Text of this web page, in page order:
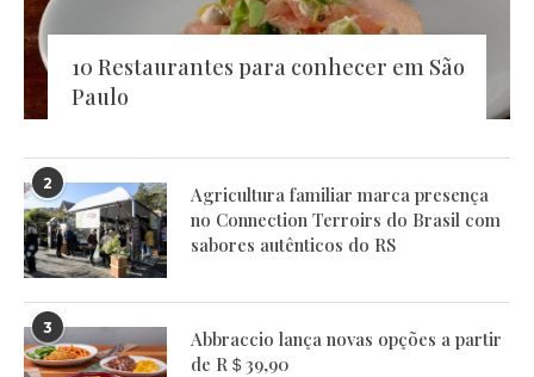
10 Restaurantes para conhecer em São
Paulo
2
Agricultura familiar marca presença
no Connection Terroirs do Brasil com
sabores autênticos do RS
3
Abbraccio lança novas opções a partir
de R＄39,90